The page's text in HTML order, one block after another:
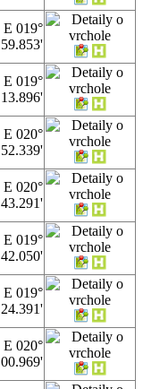
E 019°
59.853'
E 019°
13.896'
E 020°
52.339'
E 020°
43.291'
E 019°
42.050'
E 019°
24.391'
E 020°
00.969'